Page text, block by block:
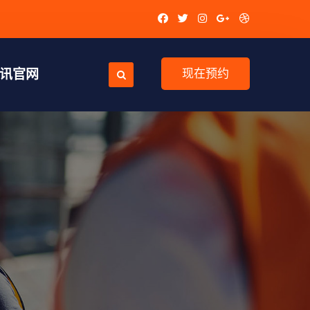
官网 现在预约